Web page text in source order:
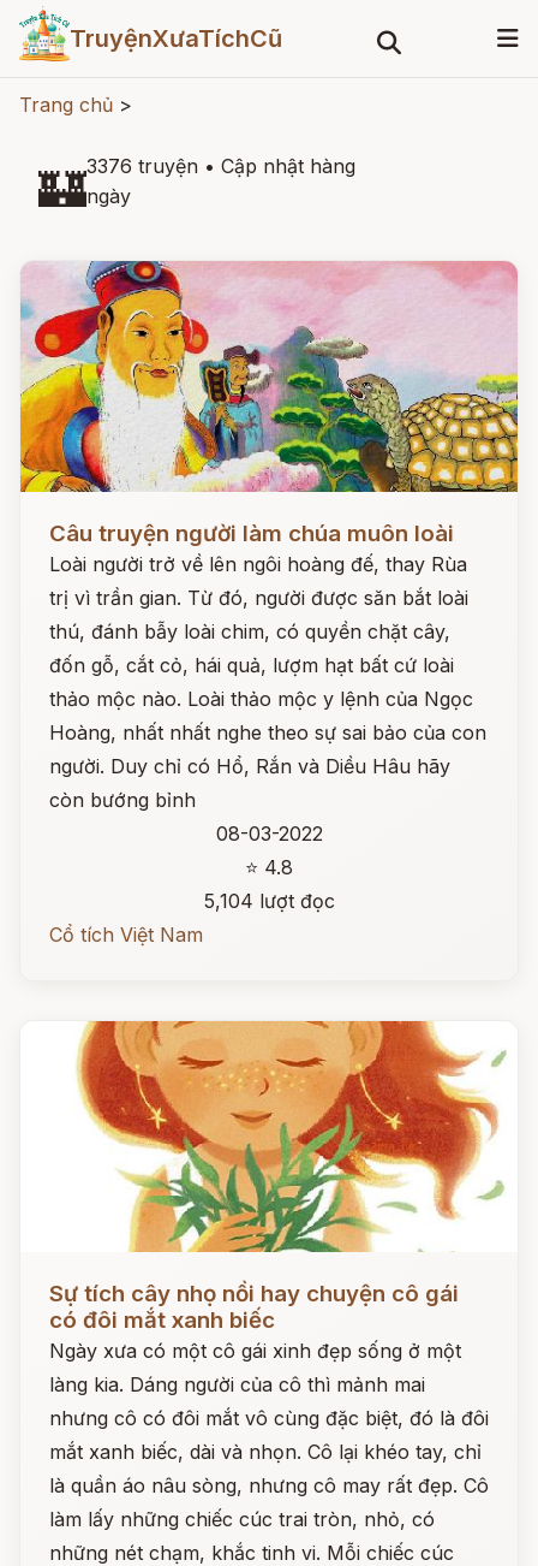
TruyệnXưaTíchCũ
Trang chủ >
🏰3376 truyện • Cập nhật hàng
ngày
Câu truyện người làm chúa muôn loài
Loài người trở về lên ngôi hoàng đế, thay Rùa
trị vì trần gian. Từ đó, người được săn bắt loài
thú, đánh bẫy loài chim, có quyền chặt cây,
đốn gỗ, cắt cỏ, hái quả, lượm hạt bất cứ loài
thảo mộc nào. Loài thảo mộc y lệnh của Ngọc
Hoàng, nhất nhất nghe theo sự sai bảo của con
người. Duy chỉ có Hổ, Rắn và Diều Hâu hãy
còn bướng bỉnh
08-03-2022
⭐ 4.8
5,104 lượt đọc
Cổ tích Việt Nam
Sự tích cây nhọ nồi hay chuyện cô gái
có đôi mắt xanh biếc
Ngày xưa có một cô gái xinh đẹp sống ở một
làng kia. Dáng người của cô thì mảnh mai
nhưng cô có đôi mắt vô cùng đặc biệt, đó là đôi
mắt xanh biếc, dài và nhọn. Cô lại khéo tay, chỉ
là quần áo nâu sòng, nhưng cô may rất đẹp. Cô
làm lấy những chiếc cúc trai tròn, nhỏ, có
những nét chạm, khắc tinh vi. Mỗi chiếc cúc